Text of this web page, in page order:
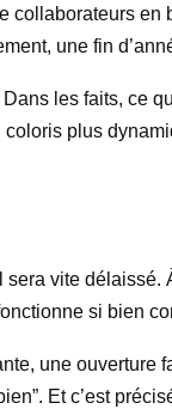
collaborateurs
une fin
les faits, ce
plus
vite délaissé.
si bien
une ouverture
Et c’est